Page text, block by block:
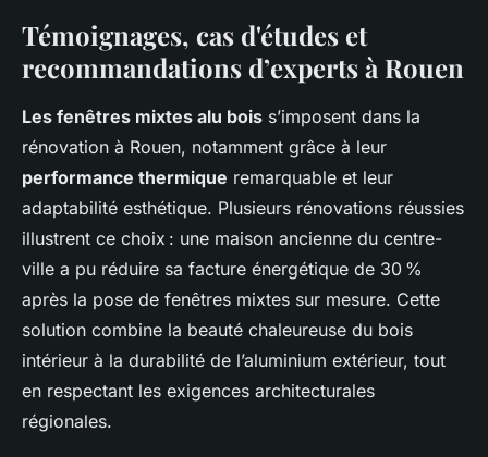
Témoignages, cas d'études et
recommandations d’experts à Rouen
Les fenêtres mixtes alu bois s’imposent dans la
rénovation à Rouen, notamment grâce à leur
performance thermique remarquable et leur
adaptabilité esthétique. Plusieurs rénovations réussies
illustrent ce choix : une maison ancienne du centre-
ville a pu réduire sa facture énergétique de 30 %
après la pose de fenêtres mixtes sur mesure. Cette
solution combine la beauté chaleureuse du bois
intérieur à la durabilité de l’aluminium extérieur, tout
en respectant les exigences architecturales
régionales.